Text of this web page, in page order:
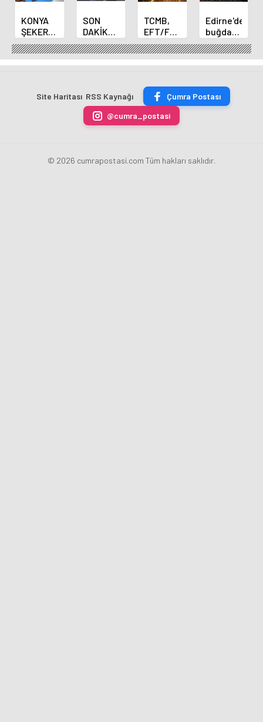
KONYA
ŞEKER
YILLIK 7
BİN 500
TON
ÜRETİLECEK
SON
DAKİKA
HABERİ:
Yeni
Merkez
Fatih
Karahan
oldu
TCMB,
EFT/FAST
işlemleri
için
fazla
uygulamasını
kaldırdı
Edirne'de
buğday
ve arpa
ekim
sezonu
erdi
Site Haritası RSS Kaynağı
Çumra Postası
@cumra_postasi
© 2026 cumrapostasi.com Tüm hakları saklıdır.